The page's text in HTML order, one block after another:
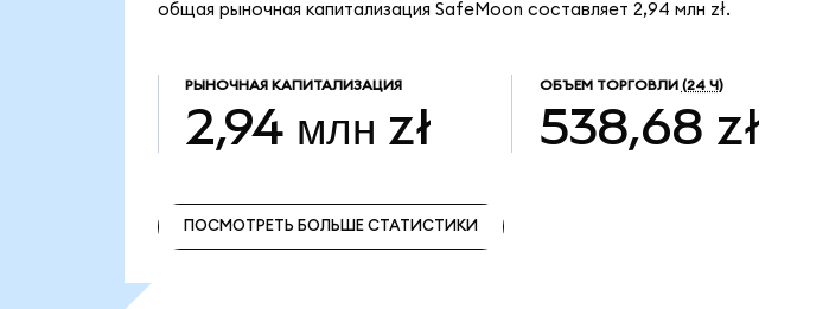
общая рыночная капитализация SafeMoon составляет 2,94 млн zł.
РЫНОЧНАЯ КАПИТАЛИЗАЦИЯ
2,94 млн zł
ОБЪЕМ ТОРГОВЛИ (24 Ч)
538,68 zł
ПОСМОТРЕТЬ БОЛЬШЕ СТАТИСТИКИ